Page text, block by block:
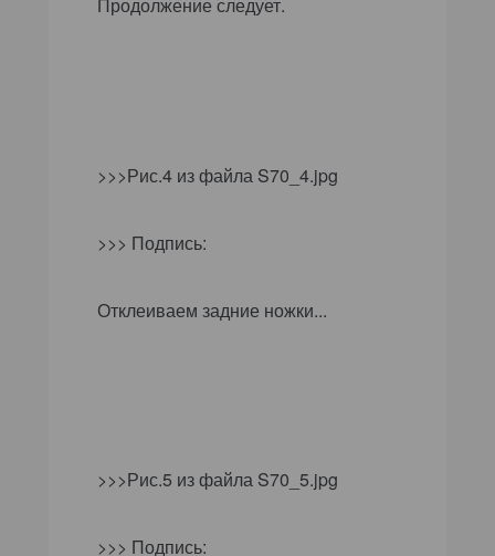
>>>Рис.4 из файла S70_4.jpg
>>> Подпись:
Отклеиваем задние ножки...
>>>Рис.5 из файла S70_5.jpg
>>> Подпись: